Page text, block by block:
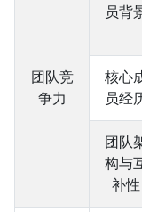
团队竞
争力
员背
核心
员经
团队
构与
补性